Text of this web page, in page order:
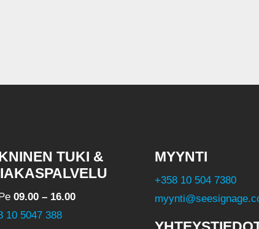
TUKI &
09.00 – 16.00
10 5047 388
MYYNTI
+358 10 504 7380